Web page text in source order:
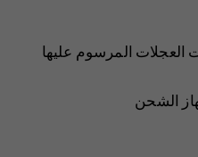
العجلات المرسوم عليها
الشحن